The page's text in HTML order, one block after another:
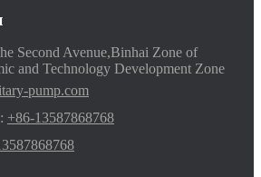
Second Avenue,Binhai Zone of
and Technology Development Zone
pump.com
+86-13587868768